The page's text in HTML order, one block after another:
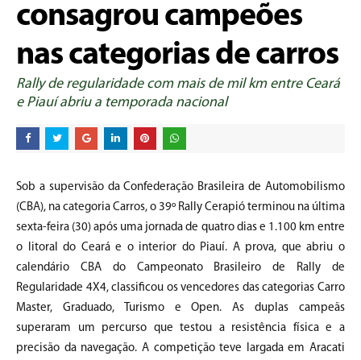
consagrou campeões
nas categorias de carros
Rally de regularidade com mais de mil km entre Ceará
e Piauí abriu a temporada nacional
Sob a supervisão da Confederação Brasileira de Automobilismo
(CBA), na categoria Carros, o 39º Rally Cerapió terminou na última
sexta-feira (30) após uma jornada de quatro dias e 1.100 km entre
o litoral do Ceará e o interior do Piauí. A prova, que abriu o
calendário CBA do Campeonato Brasileiro de Rally de
Regularidade 4X4, classificou os vencedores das categorias Carro
Master, Graduado, Turismo e Open. As duplas campeãs
superaram um percurso que testou a resistência física e a
precisão da navegação. A competição teve largada em Aracati